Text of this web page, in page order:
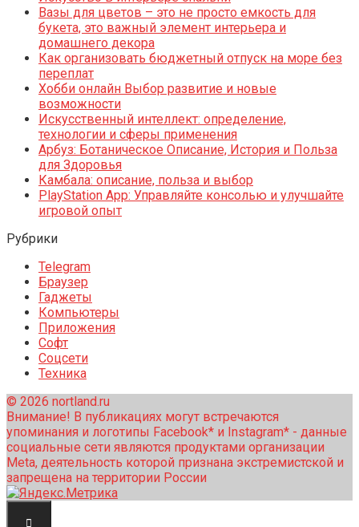
Вазы для цветов – это не просто емкость для
букета, это важный элемент интерьера и
домашнего декора
Как организовать бюджетный отпуск на море без
переплат
Хобби онлайн Выбор развитие и новые
возможности
Искусственный интеллект: определение,
технологии и сферы применения
Арбуз: Ботаническое Описание, История и Польза
для Здоровья
Камбала: описание, польза и выбор
PlayStation App: Управляйте консолью и улучшайте
игровой опыт
Рубрики
Telegram
Браузер
Гаджеты
Компьютеры
Приложения
Софт
Соцсети
Техника
© 2026 nortland.ru
Внимание! В публикациях могут встречаются
упоминания и логотипы Facebook* и Instagram* - данные
социальные сети являются продуктами организации
Meta, деятельность которой признана экстремистской и
запрещена на территории России